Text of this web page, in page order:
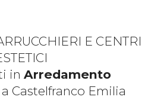
E CENTRI
in Arredamento
a Castelfranco Emilia